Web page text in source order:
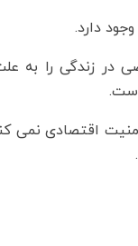
دارد.
در زندگی را به
احساس امنیت